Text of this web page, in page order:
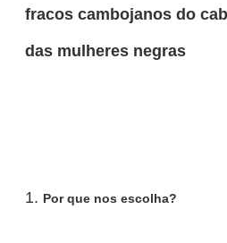
fracos cambojanos do
das mulheres negras
1. Por que nos escolha?